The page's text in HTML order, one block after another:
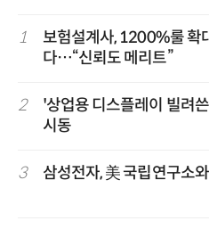
1
보험설계사, 1200%룰 확
다…“신뢰도 메리트”
2
'상업용 디스플레이 빌려
시동
3 삼성전자, 美 국립연구소